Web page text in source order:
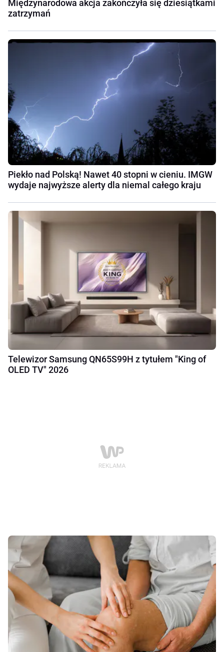
Międzynarodowa akcja zakończyła się dziesiątkami
zatrzymań
Piekło nad Polską! Nawet 40 stopni w cieniu. IMGW
wydaje najwyższe alerty dla niemal całego kraju
Telewizor Samsung QN65S99H z tytułem "King of
OLED TV" 2026